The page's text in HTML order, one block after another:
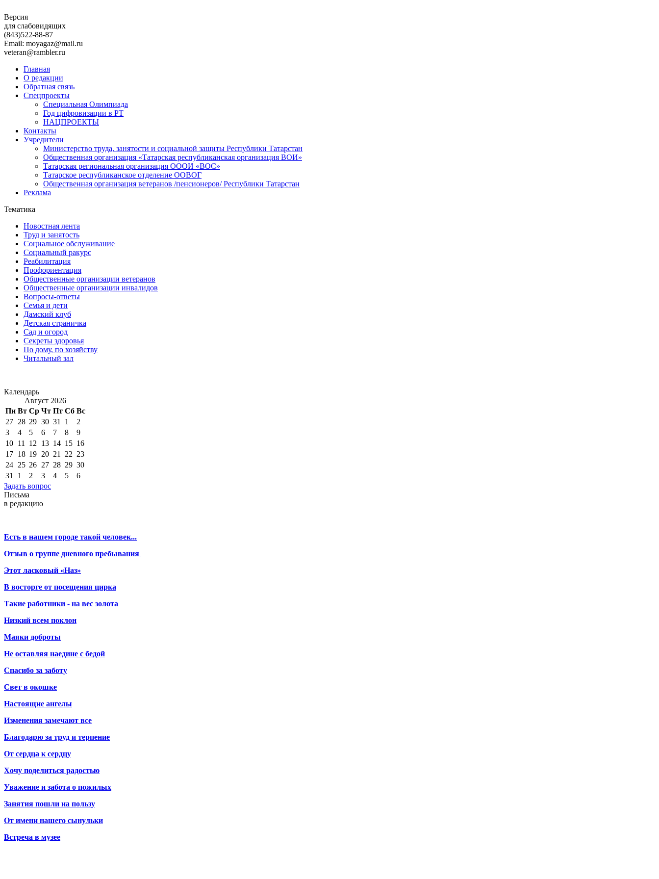
Версия
для слабовидящих
(843)522-88-87
Email: moyagaz@mail.ru
veteran@rambler.ru
Главная
О редакции
Обратная связь
Спецпроекты
Специальная Олимпиада
Год цифровизации в РТ
НАЦПРОЕКТЫ
Контакты
Учредители
Министерство труда, занятости и социальной защиты Республики Татарстан
Общественная организация «Татарская республиканская организация ВОИ»
Татарская региональная организация ОООИ «ВОС»
Татарское республиканское отделение ООВОГ
Общественная организация ветеранов /пенсионеров/ Республики Татарстан
Реклама
Тематика
Новостная лента
Труд и занятость
Социальное обслуживание
Социальный ракурс
Реабилитация
Профориентация
Общественные организации ветеранов
Общественные организации инвалидов
Вопросы-ответы
Семья и дети
Дамский клуб
Детская страничка
Сад и огород
Секреты здоровья
По дому, по хозяйству
Читальный зал
Календарь
Август 2026
Пн Вт Ср Чт Пт Сб Вс
27 28 29 30 31 1
2
3
4 5 6 7 8
9
10 11 12 13 14 15 16
17 18 19 20 21 22 23
24 25 26 27 28 29 30
31
1 2 3 4 5
6
Задать вопрос
Письма
в редакцию
Есть в нашем городе такой человек...
Отзыв о группе дневного пребывания
Этот ласковый «Наз»
В восторге от посещения цирка
Такие работники - на вес золота
Низкий всем поклон
Маяки доброты
Не оставляя наедине с бедой
Спасибо за заботу
Свет в окошке
Настоящие ангелы
Изменения замечают все
Благодарю за труд и терпение
От сердца к сердцу
Хочу поделиться радостью
Уважение и забота о пожилых
Занятия пошли на пользу
От имени нашего сынульки
Встреча в музее